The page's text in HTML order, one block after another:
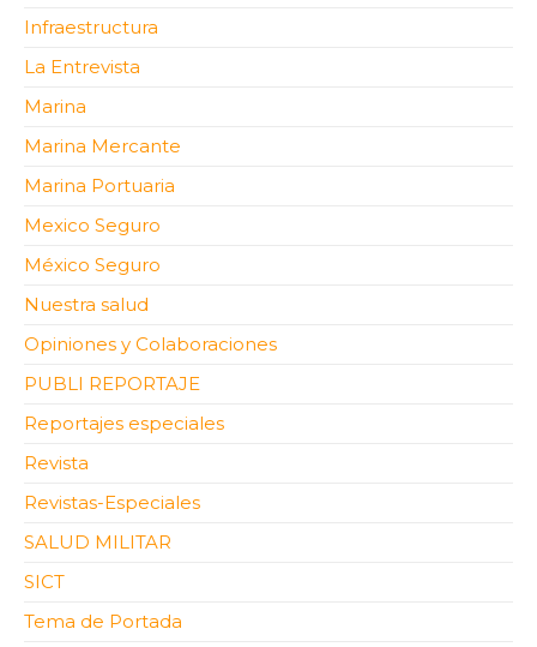
Infraestructura
La Entrevista
Marina
Marina Mercante
Marina Portuaria
Mexico Seguro
México Seguro
Nuestra salud
Opiniones y Colaboraciones
PUBLI REPORTAJE
Reportajes especiales
Revista
Revistas-Especiales
SALUD MILITAR
SICT
Tema de Portada